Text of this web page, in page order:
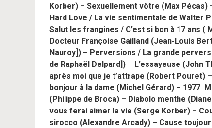
Korber) – Sexuellement vôtre (Max
Hard Love / La vie sentimentale de Walter
Salut les frangines / C’est si bon à 17 ans (
Docteur Françoise Gailland (Jean-Louis
Nauroy]) – Perversions / La grande
de Raphaël Delpard]) – L’essayeuse (John
après moi que je t’attrape (Robert Pouret)
bonjour à la dame (Michel Gérard) – 1977
(Philippe de Broca) – Diabolo menthe
vous ferai aimer la vie (Serge Korber) –
sirocco (Alexandre Arcady) – Cause